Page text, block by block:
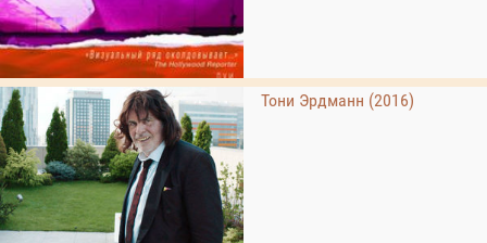
Тони Эрдманн (2016)